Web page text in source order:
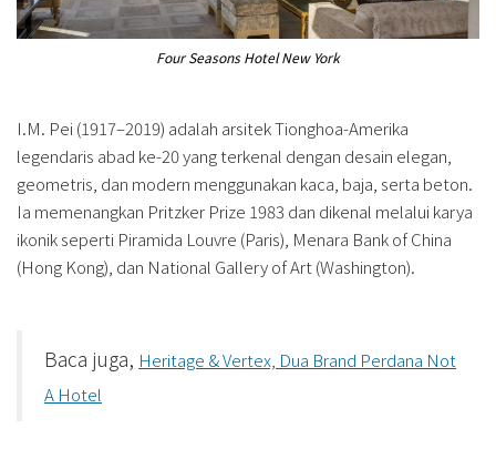
Four Seasons Hotel New York
I.M. Pei (1917–2019) adalah arsitek Tionghoa-Amerika
legendaris abad ke-20 yang terkenal dengan desain elegan,
geometris, dan modern menggunakan kaca, baja, serta beton.
Ia memenangkan Pritzker Prize 1983 dan dikenal melalui karya
ikonik seperti Piramida Louvre (Paris), Menara Bank of China
(Hong Kong), dan National Gallery of Art (Washington).
Baca juga, Heritage & Vertex, Dua Brand Perdana Not
A Hotel